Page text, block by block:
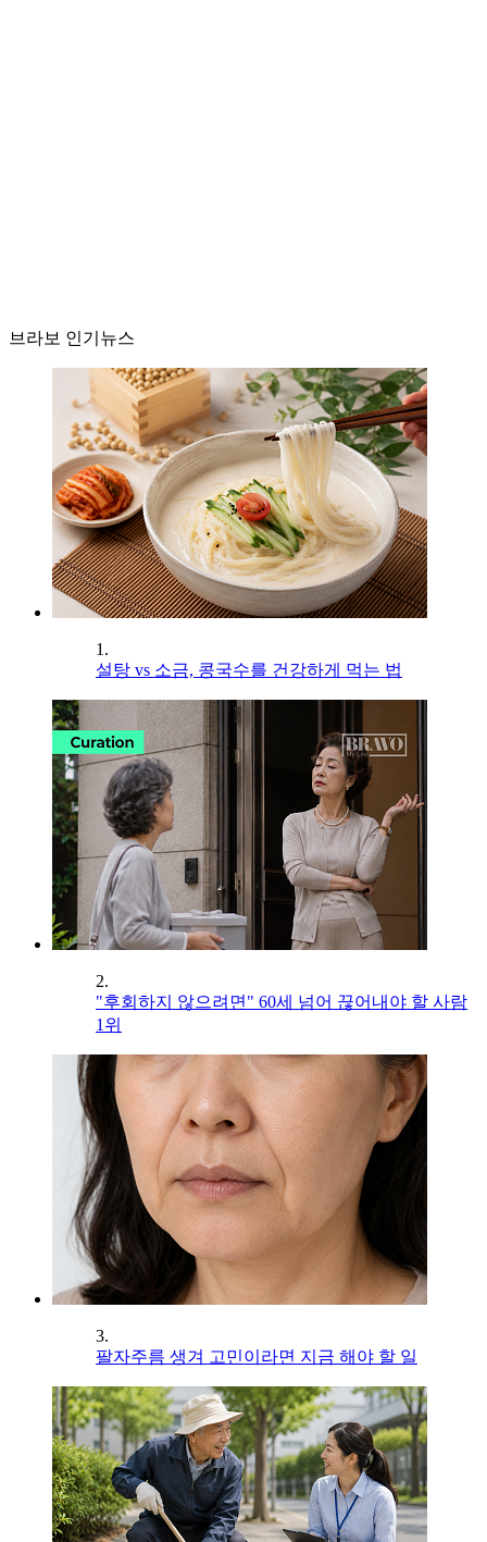
브라보 인기뉴스
1.
설탕 vs 소금, 콩국수를 건강하게 먹는 법
2.
"후회하지 않으려면" 60세 넘어 끊어내야 할 사람
1위
3.
팔자주름 생겨 고민이라면 지금 해야 할 일